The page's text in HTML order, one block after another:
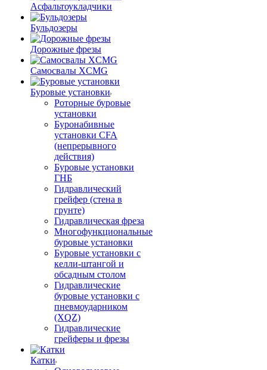
Асфальтоукладчики
Бульдозеры
Дорожные фрезы
Самосвалы XCMG
Буровые установки
Роторные буровые
установки
Буронабивные
установки CFA
(непрерывного
действия)
Буровые установки
ГНБ
Гидравлический
грейфер (стена в
грунте)
Гидравлическая фреза
Многофункциональные
буровые установки
Буровые установки с
келли-штангой и
обсадным столом
Гидравлические
буровые установки с
пневмоударником
(XQZ)
Гидравлические
грейферы и фрезы
Катки